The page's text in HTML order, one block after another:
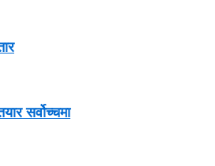
सर्वोच्चमा